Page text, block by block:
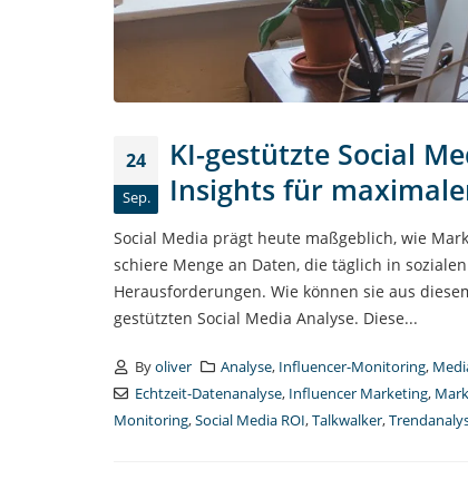
24
Sep.
KI-gestützte Social
Insights für
Social Media prägt heute maßgeblich, wie
schiere Menge an Daten, die täglich in
Herausforderungen. Wie können sie aus
gestützten Social Media Analyse. Diese...
Byoliver Analyse, Influencer-Monitoring,
Echtzeit-Datenanalyse, Influencer Marketing,
Monitoring,Social Media ROI,Talkwalker,